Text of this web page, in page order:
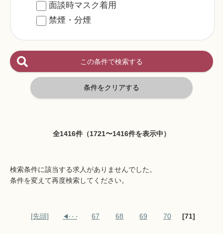
面談時マスク着用
禁煙・分煙
全1416件（1721〜1416件を表示中）
検索条件に該当する求人がありませんでした。
条件を変えて再度検索してください。
[先頭] 67 68 69 70 [71]